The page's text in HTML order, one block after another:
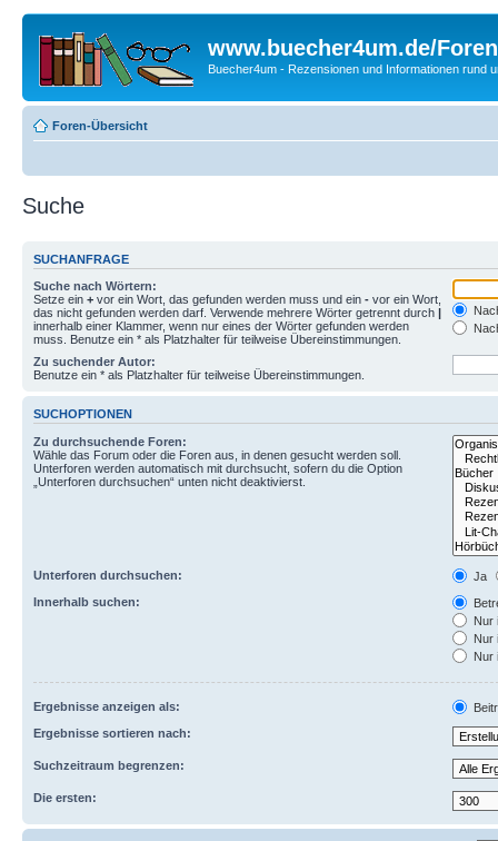
www.buecher4um.de/Foren
Buecher4um - Rezensionen und Informationen rund
Foren-Übersicht
Suche
SUCHANFRAGE
Suche nach Wörtern:
Setze ein + vor ein Wort, das gefunden werden muss und ein - vor ein Wort,
das nicht gefunden werden darf. Verwende mehrere Wörter getrennt durch |
innerhalb einer Klammer, wenn nur eines der Wörter gefunden werden
muss. Benutze ein * als Platzhalter für teilweise Übereinstimmungen.
Zu suchender Autor:
Benutze ein * als Platzhalter für teilweise Übereinstimmungen.
SUCHOPTIONEN
Zu durchsuchende Foren:
Wähle das Forum oder die Foren aus, in denen gesucht werden soll.
Unterforen werden automatisch mit durchsucht, sofern du die Option
„Unterforen durchsuchen“ unten nicht deaktivierst.
Unterforen durchsuchen:
Ja
Innerhalb suchen:
Nur
Nur
Nur
Ergebnisse anzeigen als:
Ergebnisse sortieren nach:
Suchzeitraum begrenzen:
Die ersten: